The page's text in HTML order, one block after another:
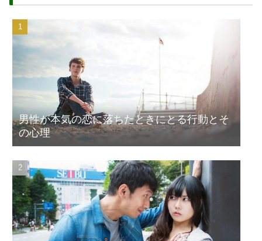
男性が本気の恋に落ちたときにとる行動とそ
の心理